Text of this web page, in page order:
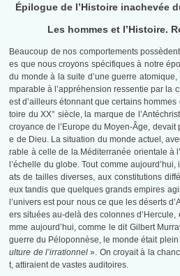
Épilogue de l’Histoire inachevée
Les hommes et l’Histoire.
Beaucoup de nos comportements
es que nous croyons spécifiques à notre
du monde à la suite d’une guerre
mparable à l’appréhension ressentie par la
est d’ailleurs étonnant que certains hommes
toire du XX° siècle, la marque de
croyance de l’Europe du Moyen-Âge, devait
e de Dieu. La situation du monde actuel,
rable à celle de la Méditerranée orientale à
l’échelle du globe. Tout comme
ats de tailles diverses, aux constitutions
eux tandis que quelques grands empires
l’univers est pour nous ce que les déserts
ers situées au-delà des colonnes d’Hercule,
mme aujourd’hui, comme le dit Gilbert
guerre du Péloponnèse, le monde était plein
ulture de l’irrationnel». On croyait à la
t, attiraient de vastes auditoires.